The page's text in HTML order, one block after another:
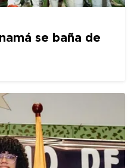
se baña de